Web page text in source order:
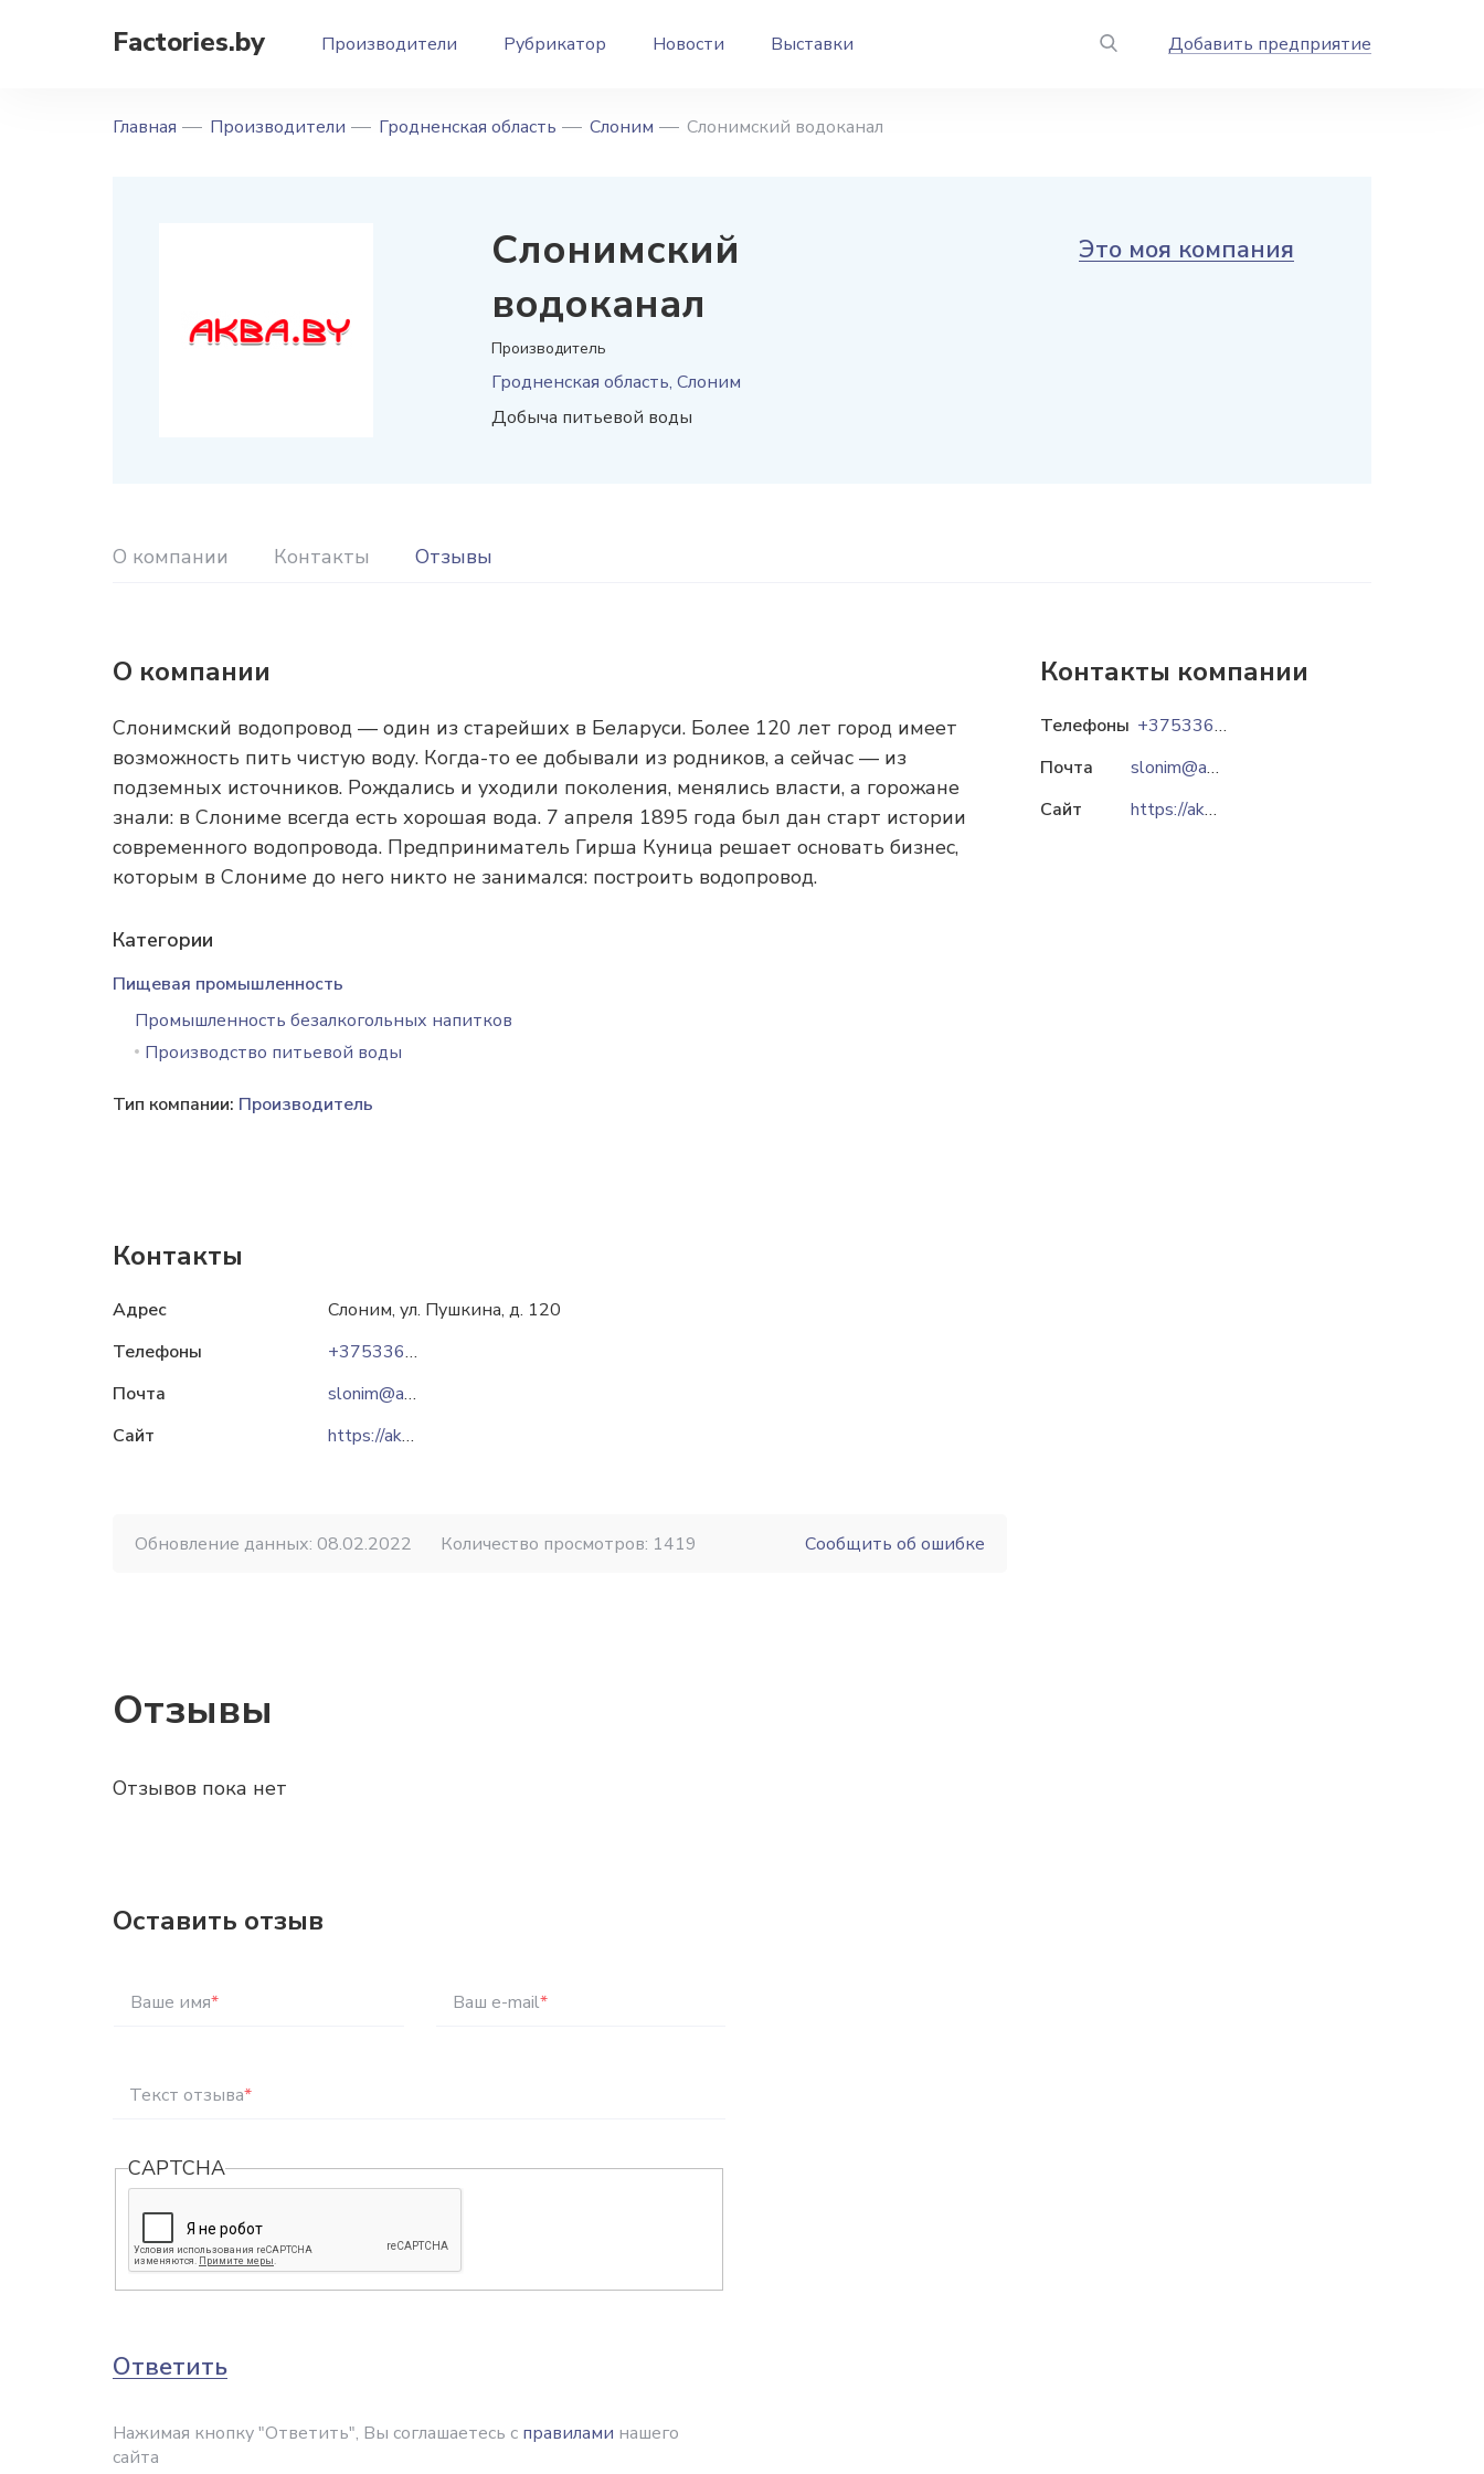
Factories.by Производители Рубрикатор Новости Выставки Добавить предприятие
Главная Производители Гродненская область Слоним Слонимский водоканал
Слонимский
водоканал
Производитель
Гродненская область, Слоним
Добыча питьевой воды
Это моя компания
О компании Контакты Отзывы
О компании
Слонимский водопровод — один из старейших в Беларуси. Более 120 лет город имеет
возможность пить чистую воду. Когда-то ее добывали из родников, а сейчас — из
подземных источников. Рождались и уходили поколения, менялись власти, а горожане
знали: в Слониме всегда есть хорошая вода. 7 апреля 1895 года был дан старт истории
современного водопровода. Предприниматель Гирша Куница решает основать бизнес,
которым в Слониме до него никто не занимался: построить водопровод.
Категории
Пищевая промышленность
Промышленность безалкогольных напитков
Производство питьевой воды
Тип компании: Производитель
Контакты
Адрес
Слоним, ул. Пушкина, д. 120
Телефоны
+375336604466
Почта
slonim@akba.by
Сайт
https://akba.by
Обновление данных: 08.02.2022 Количество просмотров: 1419 Сообщить об ошибке
Отзывы
Отзывов пока нет
Оставить отзыв
Ваше имя* Ваш e-mail*
Текст отзыва*
CAPTCHA
Ответить
Нажимая кнопку "Ответить", Вы соглашаетесь с правилами нашего
сайта
Контакты компании
Телефоны
+375336604466
Почта
slonim@akba.by
Сайт
https://akba.by